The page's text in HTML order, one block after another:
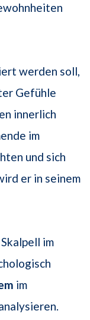
werden soll,
Gefühle
innerlich
im
und sich
er in seinem
im
im